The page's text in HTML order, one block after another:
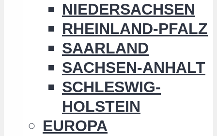
NIEDERSACHSEN
RHEINLAND-PFALZ
SAARLAND
SACHSEN-ANHALT
SCHLESWIG-
HOLSTEIN
EUROPA